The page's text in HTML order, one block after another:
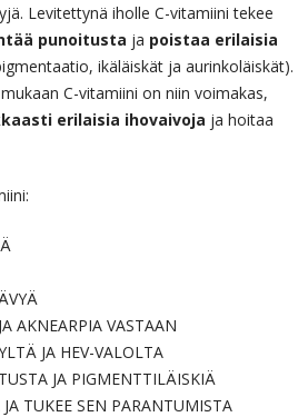
Levitettynä iholle C-vitamiini tekee
punoitusta ja poistaa erilaisia
ikäläiskät ja aurinkoläiskät).
C-vitamiini on niin voimakas,
erilaisia ihovaivoja ja hoitaa
AKNEARPIA VASTAAN
JA HEV-VALOLTA
JA PIGMENTTILÄISKIÄ
TUKEE SEN PARANTUMISTA